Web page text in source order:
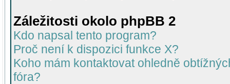
Záležitosti okolo phpBB 2
Kdo napsal tento program?
Proč není k dispozici funkce X?
Koho mám kontaktovat ohledně
fóra?